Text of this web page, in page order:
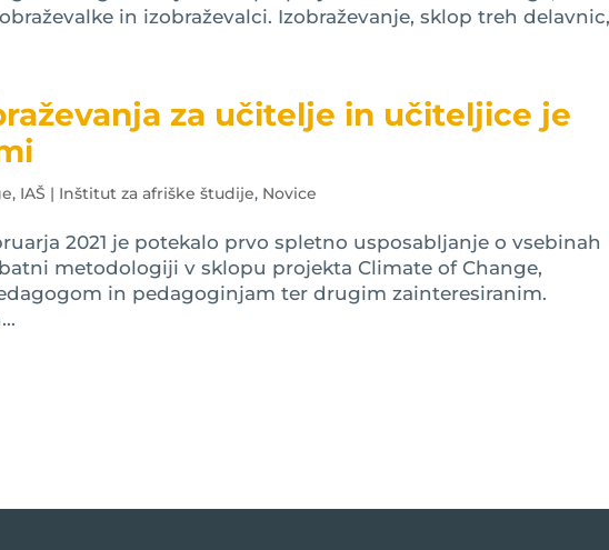
in izobraževalci. Izobraževanje, sklop treh
za učitelje in učiteljice je
, IAŠ | Inštitut za afriške študije, Novice
2021 je potekalo prvo spletno usposabljanje o vsebinah
metodologiji v sklopu projekta Climate of Change,
in pedagoginjam ter drugim zainteresiranim.